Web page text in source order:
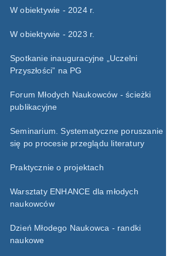
W obiektywie - 2024 r.
W obiektywie - 2023 r.
Spotkanie inauguracyjne „Uczelni
Przyszłości” na PG
Forum Młodych Naukowców - ścieżki
publikacyjne
Seminarium. Systematyczne poruszanie
się po procesie przeglądu literatury
Praktycznie o projektach
Warsztaty ENHANCE dla młodych
naukowców
Dzień Młodego Naukowca - randki
naukowe